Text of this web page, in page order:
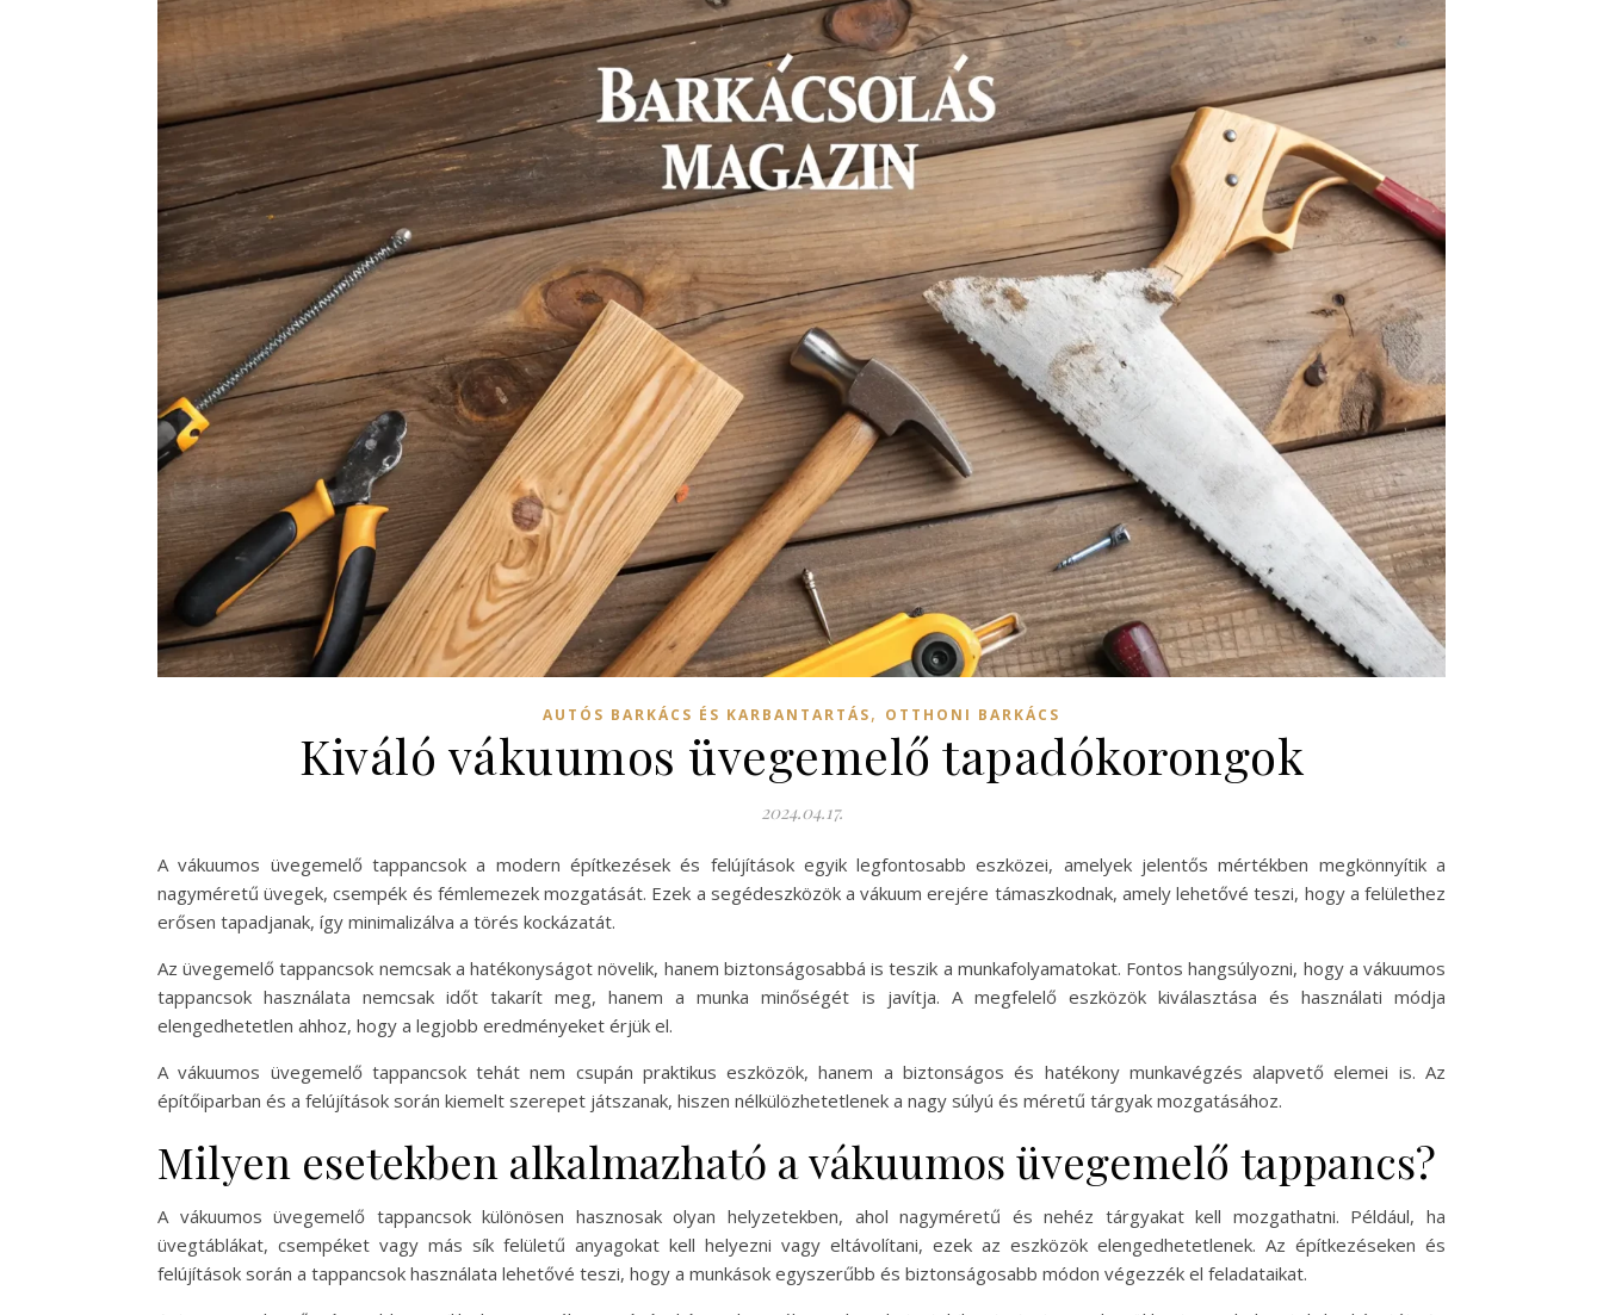
AUTÓS BARKÁCS ÉS KARBANTARTÁS, OTTHONI BARKÁCS
Kiváló vákuumos üvegemelő tapadókorongok
2024.04.17.
A vákuumos üvegemelő tappancsok a modern építkezések és felújítások egyik legfontosabb eszközei, amelyek jelentős mértékben megkönnyítik a
nagyméretű üvegek, csempék és fémlemezek mozgatását. Ezek a segédeszközök a vákuum erejére támaszkodnak, amely lehetővé teszi, hogy a felülethez
erősen tapadjanak, így minimalizálva a törés kockázatát.
Az üvegemelő tappancsok nemcsak a hatékonyságot növelik, hanem biztonságosabbá is teszik a munkafolyamatokat. Fontos hangsúlyozni, hogy a vákuumos
tappancsok használata nemcsak időt takarít meg, hanem a munka minőségét is javítja. A megfelelő eszközök kiválasztása és használati módja
elengedhetetlen ahhoz, hogy a legjobb eredményeket érjük el.
A vákuumos üvegemelő tappancsok tehát nem csupán praktikus eszközök, hanem a biztonságos és hatékony munkavégzés alapvető elemei is. Az
építőiparban és a felújítások során kiemelt szerepet játszanak, hiszen nélkülözhetetlenek a nagy súlyú és méretű tárgyak mozgatásához.
Milyen esetekben alkalmazható a vákuumos üvegemelő tappancs?
A vákuumos üvegemelő tappancsok különösen hasznosak olyan helyzetekben, ahol nagyméretű és nehéz tárgyakat kell mozgathatni. Például, ha
üvegtáblákat, csempéket vagy más sík felületű anyagokat kell helyezni vagy eltávolítani, ezek az eszközök elengedhetetlenek. Az építkezéseken és
felújítások során a tappancsok használata lehetővé teszi, hogy a munkások egyszerűbb és biztonságosabb módon végezzék el feladataikat.